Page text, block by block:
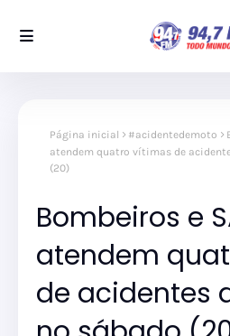
Página inicial #acidentedemoto
atendem quatro vítimas de
(20)
Bombeiros e
atendem
de acidentes